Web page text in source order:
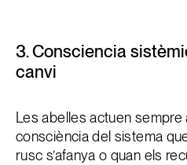
3. Consciencia
canvi
Les abelles actuen sempre
consciència del sistema
rusc s’afanya o quan els